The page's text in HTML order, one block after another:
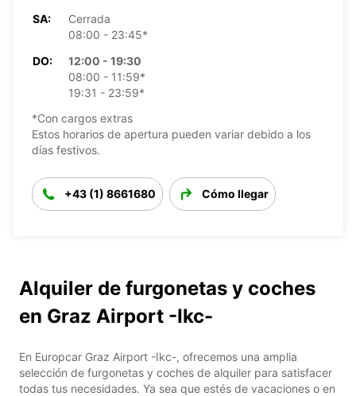
SA:
Cerrada
08:00 - 23:45*
DO:
12:00 - 19:30
08:00 - 11:59*
19:31 - 23:59*
*Con cargos extras
Estos horarios de apertura pueden variar debido a los
días festivos.
+43 (1) 8661680 Cómo llegar
Alquiler de furgonetas y coches
en Graz Airport -Ikc-
En Europcar Graz Airport -Ikc-, ofrecemos una amplia
selección de furgonetas y coches de alquiler para satisfacer
todas tus necesidades. Ya sea que estés de vacaciones o en